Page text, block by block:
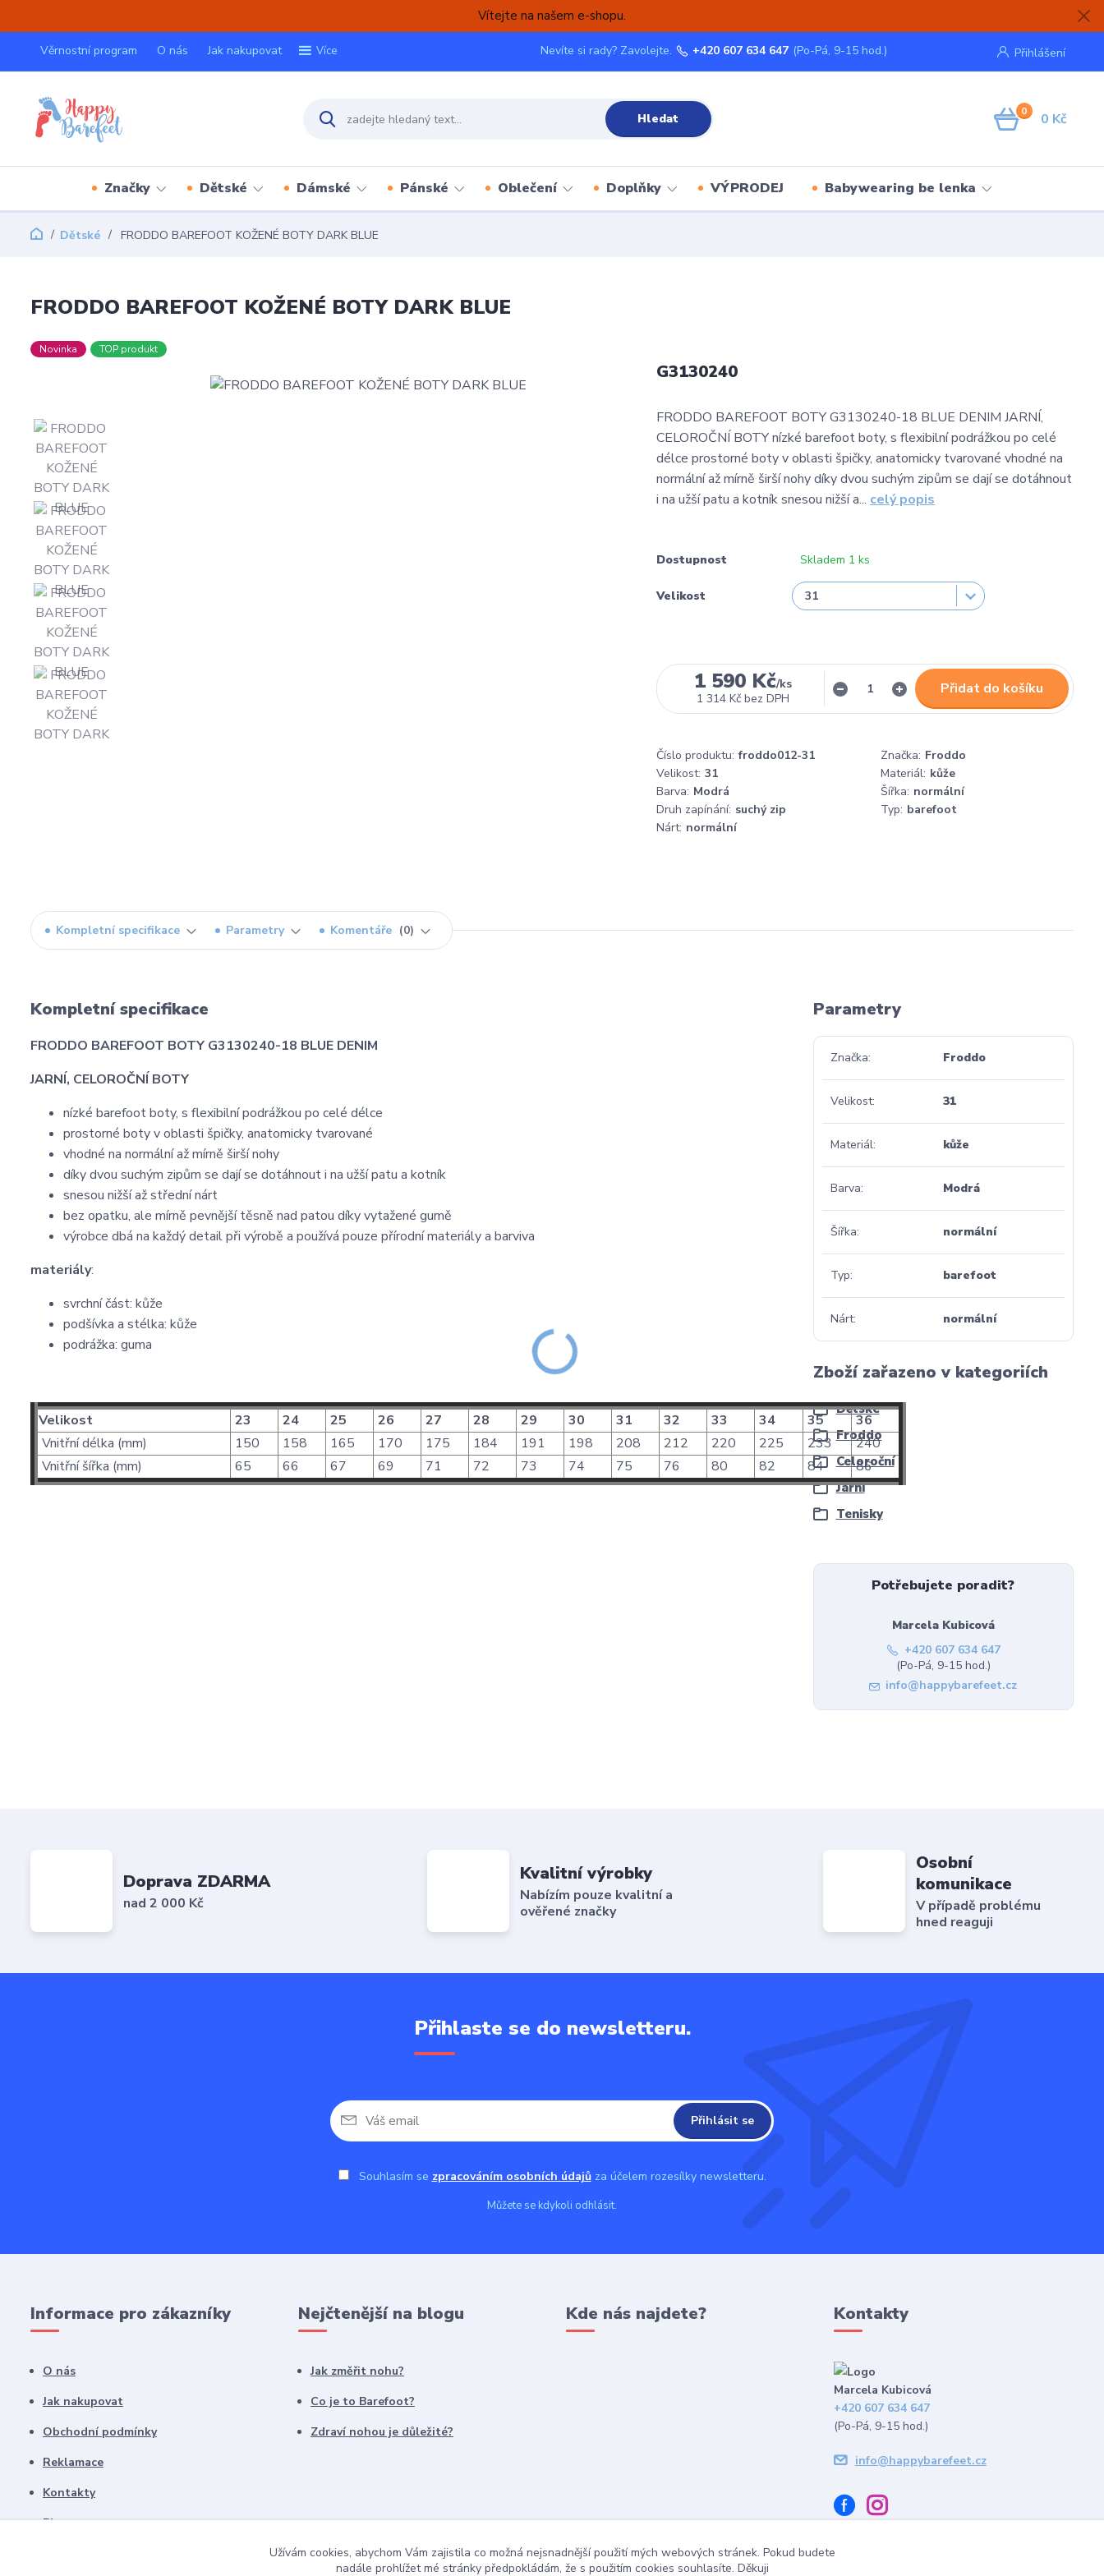
Vítejte na našem e-shopu.
Věrnostní program O nás Jak nakupovat Více Přihlášení
Hledat
Nevíte si rady? Zavolejte. +420 607 634 647 (Po-Pá, 9-15 hod.)
0 0 Kč
Značky Dětské Dámské Pánské Oblečení Doplňky VÝPRODEJ Babywearing be lenka
Dětské FRODDO BAREFOOT KOŽENÉ BOTY DARK BLUE
FRODDO BAREFOOT KOŽENÉ BOTY DARK BLUE
Novinka TOP produkt
G3130240
FRODDO BAREFOOT BOTY G3130240-18 BLUE DENIM JARNÍ,
CELOROČNÍ BOTY nízké barefoot boty, s flexibilní podrážkou po celé
délce prostorné boty v oblasti špičky, anatomicky tvarované vhodné na
normální až mírně širší nohy díky dvou suchým zipům se dají se dotáhnout
i na užší patu a kotník snesou nižší a... celý popis
Dostupnost Skladem 1 ks
Velikost
1 590 Kč/ks
1 314 Kč bez DPH
Přidat do košíku
Číslo produktu: froddo012-31 Značka: Froddo
Velikost: 31 Materiál: kůže
Barva: Modrá Šířka: normální
Druh zapínání: suchý zip Typ: barefoot
Nárt: normální
Kompletní specifikace Parametry Komentáře 0
Kompletní specifikace
FRODDO BAREFOOT BOTY G3130240-18 BLUE DENIM
JARNÍ, CELOROČNÍ BOTY
nízké barefoot boty, s flexibilní podrážkou po celé délce
prostorné boty v oblasti špičky, anatomicky tvarované
vhodné na normální až mírně širší nohy
díky dvou suchým zipům se dají se dotáhnout i na užší patu a kotník
snesou nižší až střední nárt
bez opatku, ale mírně pevnější těsně nad patou díky vytažené gumě
výrobce dbá na každý detail při výrobě a používá pouze přírodní materiály a barviva
materiály:
svrchní část: kůže
podšívka a stélka: kůže
podrážka: guma
Velikost 23 24 25 26 27 28 29 30 31 32 33 34 35
36
Vnitřní délka (mm)
150 158 165 170 175 184 191 198 208 212 220 225 233
240
Vnitřní šířka (mm)
65 66 67 69 71 72 73 74 75 76 80 82 84 86
Parametry
Značka Froddo
Velikost 31
Materiál kůže
Barva Modrá
Šířka normální
Typ barefoot
Nárt normální
Zboží zařazeno v kategoriích
Dětské
Froddo
Celoroční
Jarní
Tenisky
Potřebujete poradit?
Marcela Kubicová
+420 607 634 647
(Po-Pá, 9-15 hod.)
info@happybarefeet.cz
Doprava ZDARMA
nad 2 000 Kč
Kvalitní výrobky
Nabízím pouze kvalitní a
ověřené značky
Osobní
komunikace
V případě problému
hned reaguji
Přihlaste se do newsletteru.
Přihlásit se
Souhlasím se zpracováním osobních údajůza účelem rozesílky newsletteru.
Můžete se kdykoli odhlásit.
Informace pro zákazníky
O nás
Jak nakupovat
Obchodní podmínky
Reklamace
Kontakty
Blog
Nejčtenější na blogu
Jak změřit nohu?
Co je to Barefoot?
Zdraví nohou je důležité?
Kde nás najdete? Kontakty
Marcela Kubicová
+420 607 634 647
(Po-Pá, 9-15 hod.)
info@happybarefeet.cz
Užívám cookies, abychom Vám zajistila co možná nejsnadnější použití mých webových stránek. Pokud budete
nadále prohlížet mé stránky předpokládám, že s použitím cookies souhlasíte. Děkuji